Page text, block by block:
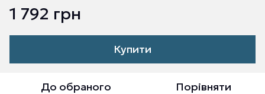
1 792 грн
Купити
До обраного Порівняти